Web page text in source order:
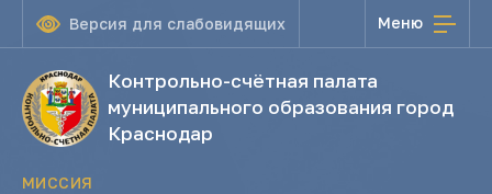
Версия для слабовидящих Меню
Контрольно-счётная палата
муниципального образования город
Краснодар
МИССИЯ